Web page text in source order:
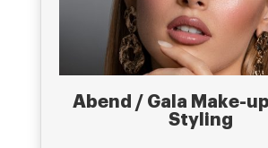
Abend / Gala Make-
Styling